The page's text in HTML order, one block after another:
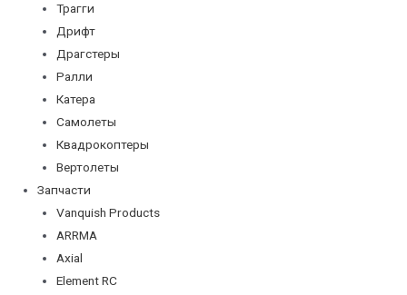
Трагги
Дрифт
Драгстеры
Ралли
Катера
Самолеты
Квадрокоптеры
Вертолеты
Запчасти
Vanquish Products
ARRMA
Axial
Element RC